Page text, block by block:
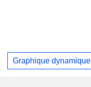
Graphique dynamique